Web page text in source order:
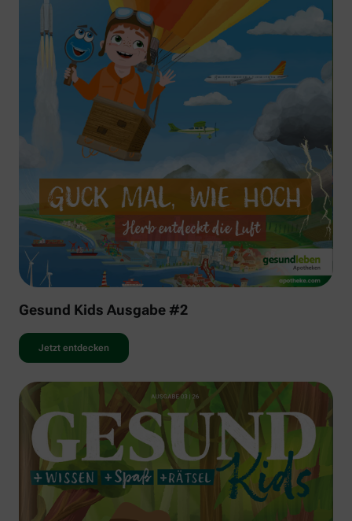
Gesund Kids Ausgabe #2
Jetzt entdecken